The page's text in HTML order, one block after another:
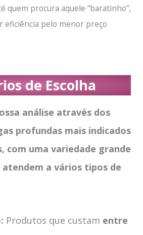
quem procura aquele “baratinho”,
eficiência pelo menor preço
de Escolha
análise através dos
profundas mais indicados
com uma variedade grande
atendem a vários tipos de
Produtos que custam entre